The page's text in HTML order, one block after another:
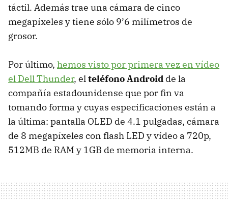
táctil. Además trae una cámara de cinco
megapíxeles y tiene sólo 9’6 milímetros de
grosor.
Por último, hemos visto por primera vez en vídeo
el Dell Thunder, elteléfono Android de la
compañía estadounidense que por fin va
tomando forma y cuyas especificaciones están a
la última: pantalla OLED de 4.1 pulgadas, cámara
de 8 megapíxeles con flash LED y vídeo a 720p,
512MB de RAM y 1GB de memoria interna.